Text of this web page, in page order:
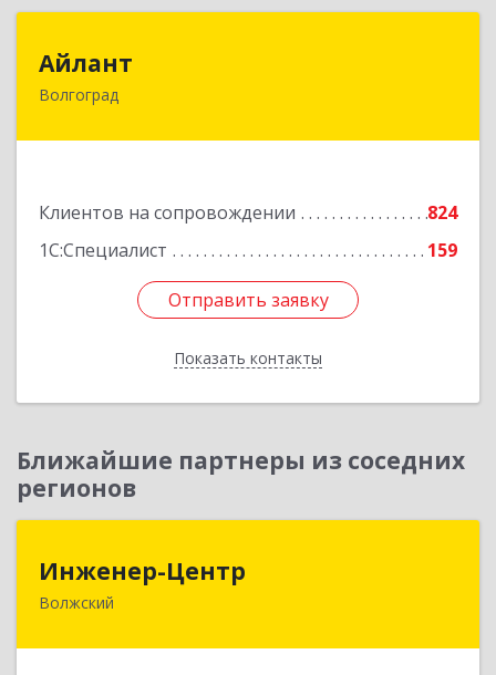
Айлант
Волгоград
Клиентов на сопровождении
824
1С:Специалист
159
Отправить заявку
Показать контакты
400001, Волгоградская обл, Волгоград г, им
Отправить заявку
Назад
Ближайшие партнеры из соседних
регионов
Инженер-Центр
Волжский404120, Волгоградская обл, Волжский г, им